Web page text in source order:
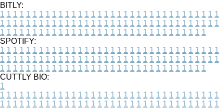
BITLY:
1 1 1 1 1 1 1 1 1 1 1 1 1 1 1 1 1 1 1 1 1 1 1 1 1 1 1 1 1 1 1 1 1 1
1 1 1 1 1 1 1 1 1 1 1 1 1 1 1 1 1 1 1 1 1 1 1 1 1 1 1 1 1 1 1 1 1 1
1 1 1 1 1 1 1 1 1 1 1 1 1 1 1 1 1 1 1 1 1 1 1 1 1 1 1 1 1 1 1 1
SPOTIFY:
1 1 1 1 1 1 1 1 1 1 1 1 1 1 1 1 1 1 1 1 1 1 1 1 1 1 1 1 1 1 1 1 1 1
1 1 1 1 1 1 1 1 1 1 1 1 1 1 1 1 1 1 1 1 1 1 1 1 1 1 1 1 1 1 1 1 1 1
1 1 1 1 1 1 1 1 1 1 1 1 1 1 1 1 1 1 1 1 1 1 1 1 1 1 1 1 1 1 1 1
CUTTLY BIO:
1
1 1 1 1 1 1 1 1 1 1 1 1 1 1 1 1 1 1 1 1 1 1 1 1 1 1 1 1 1 1 1 1 1 1
1 1 1 1 1 1 1 1 1 1 1 1 1 1 1 1 1 1 1 1 1 1 1 1 1 1 1 1 1 1 1 1 1 1